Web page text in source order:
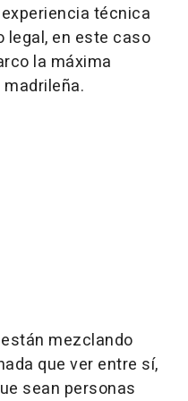
técnica
en este caso
la máxima
mezclando
que ver entre sí,
sean personas